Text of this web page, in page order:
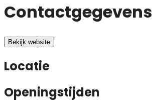
Contactgegevens
Bekijk website
Locatie
Openingstijden